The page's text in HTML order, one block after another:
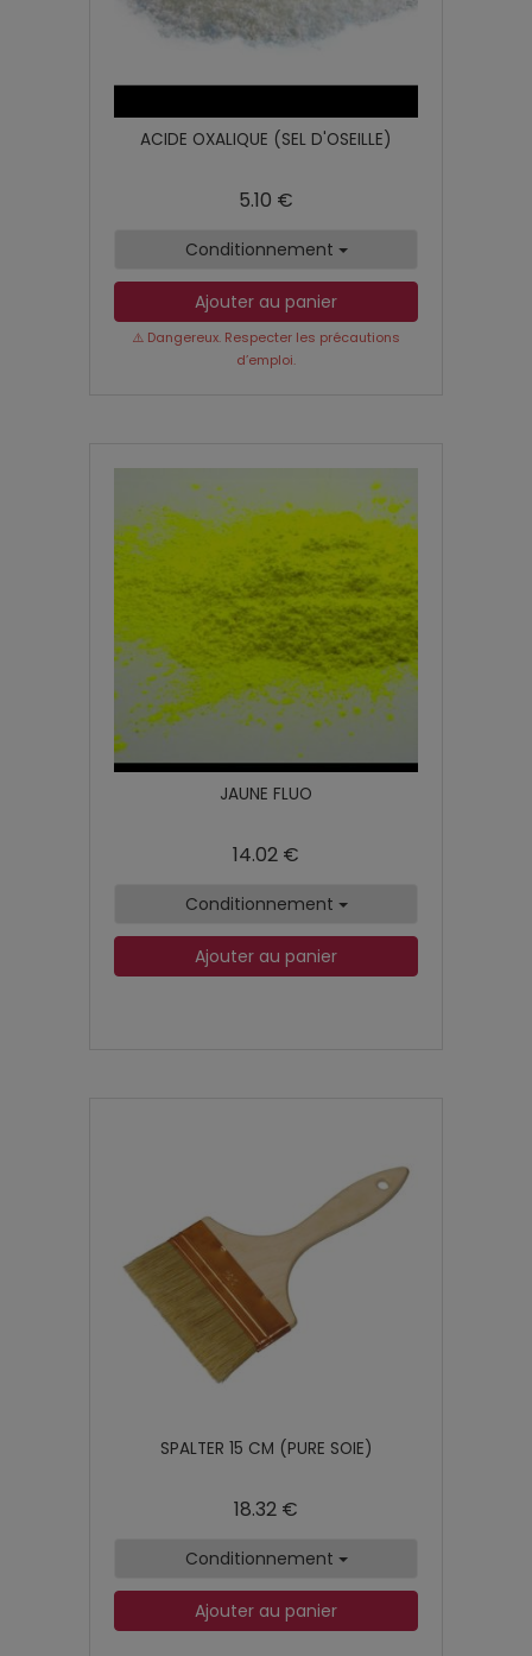
ACIDE OXALIQUE (SEL D'OSEILLE)
5.10 €
Conditionnement
Ajouter au panier
⚠️ Dangereux. Respecter les précautions
d’emploi.
JAUNE FLUO
14.02 €
Conditionnement
Ajouter au panier
SPALTER 15 CM (PURE SOIE)
18.32 €
Conditionnement
Ajouter au panier